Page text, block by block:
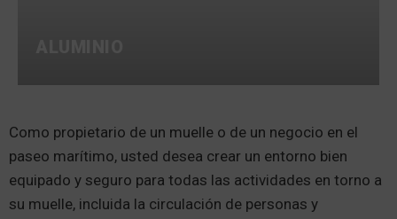
Como propietario de un muelle o de un negocio en el
paseo marítimo, usted desea crear un entorno bien
equipado y seguro para todas las actividades en torno a
su muelle, incluida la circulación de personas y